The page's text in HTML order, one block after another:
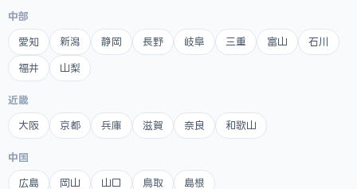
中部
愛知 新潟 静岡 長野 岐阜 三重 富山 石川
福井 山梨
近畿
大阪 京都 兵庫 滋賀 奈良 和歌山
中国
広島 岡山 山口 鳥取 島根